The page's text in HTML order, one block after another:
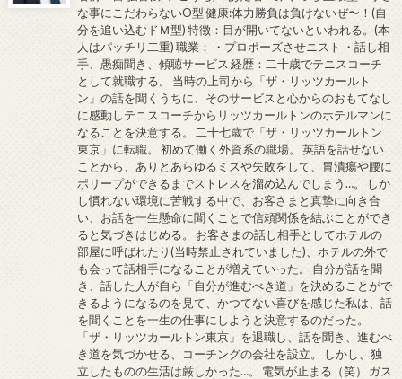
な事にこだわらないO型 健康:体力勝負は負けないぜ〜！(自
分を追い込むドＭ型) 特徴：目が開いてないといわれる。(本
人はパッチリ二重) 職業： ・プロポーズさせニスト ・話し相
手、愚痴聞き、傾聴サービス 経歴：二十歳でテニスコーチ
として就職する。 当時の上司から「ザ・リッツカールト
ン」の話を聞くうちに、そのサービスと心からのおもてなし
に感動しテニスコーチからリッツカールトンのホテルマンに
なることを決意する。 二十七歳で「ザ・リッツカールトン
東京」に転職。 初めて働く外資系の職場。 英語を話せない
ことから、ありとあらゆるミスや失敗をして、胃潰瘍や腰に
ポリープができるまでストレスを溜め込んでしまう…。 しか
し慣れない環境に苦戦する中で、お客さまと真摯に向き合
い、お話を一生懸命に聞くことで信頼関係を結ぶことができ
ると気づきはじめる。 お客さまの話し相手としてホテルの
部屋に呼ばれたり(当時禁止されていました)、ホテルの外で
も会って話相手になることが増えていった。 自分が話を聞
き、話した人が自ら「自分が進むべき道」を決めることがで
きるようになるのを見て、かつてない喜びを感じた私は、話
を聞くことを一生の仕事にしようと決意するのだった。
「ザ・リッツカールトン東京」を退職し、話を聞き、進むべ
き道を気づかせる、コーチングの会社を設立。 しかし、独
立したものの生活は厳しかった…。 電気が止まる（笑） ガス